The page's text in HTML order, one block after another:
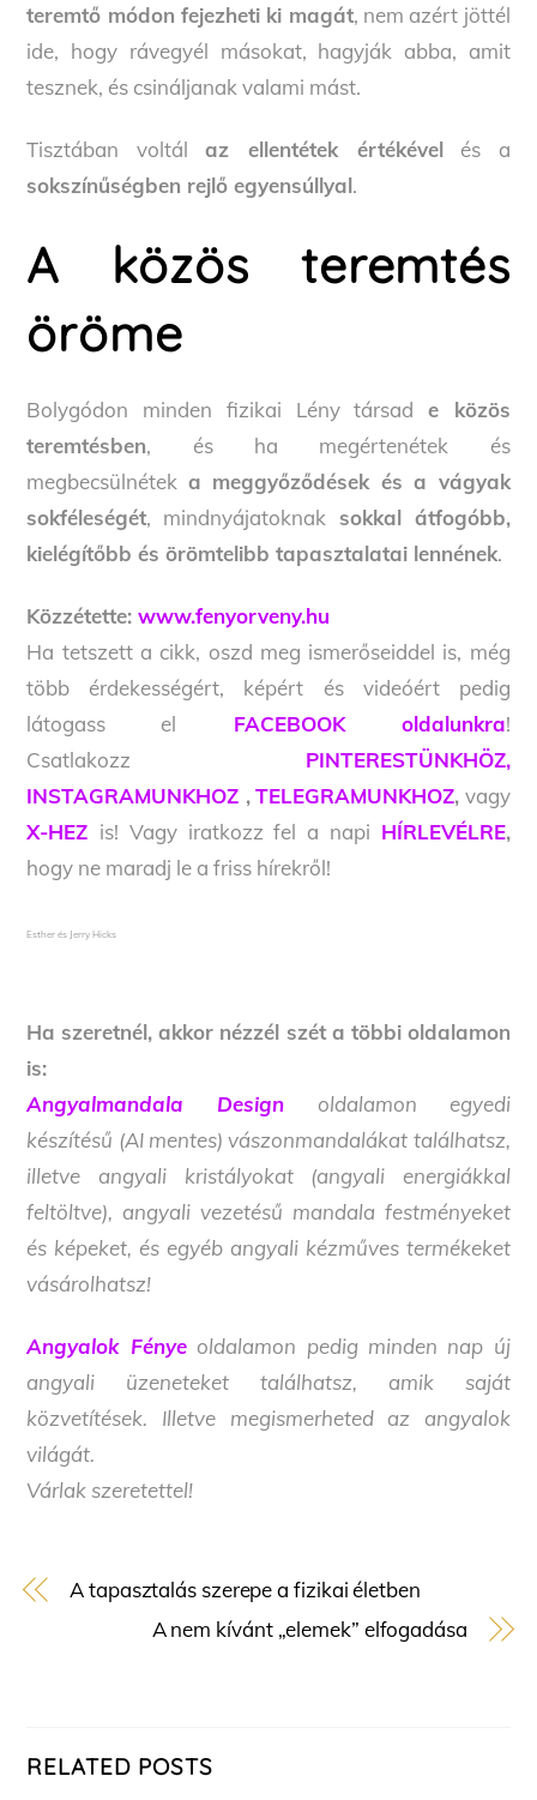
teremtő módon fejezheti ki magát, nem azért jöttél
ide, hogy rávegyél másokat, hagyják abba, amit
tesznek, és csináljanak valami mást.
Tisztában voltálaz ellentétek értékévelés a
sokszínűségben rejlő egyensúllyal.
A közös teremtés
öröme
Bolygódon minden fizikai Lény társad e közös
teremtésben, és ha megértenétek és
megbecsülnétek a meggyőződések és a vágyak
sokféleségét, mindnyájatoknak sokkal átfogóbb,
kielégítőbb és örömtelibb tapasztalatai lennének.
Közzétette:www.fenyorveny.hu
Ha tetszett a cikk, oszd meg ismerőseiddel is, még
több érdekességért, képért és videóért pedig
látogass el
FACEBOOK oldalunkra!
Csatlakozz PINTERESTÜNKHÖZ,
INSTAGRAMUNKHOZ , TELEGRAMUNKHOZ, vagy
X-HEZ is! Vagy iratkozz fel a napi HÍRLEVÉLRE,
hogy ne maradj le a friss hírekről!
Esther és Jerry Hicks
Ha szeretnél, akkor nézzél szét a többi oldalamon
is:
Angyalmandala Design oldalamon egyedi
készítésű (AI mentes) vászonmandalákat találhatsz,
illetve angyali kristályokat (angyali energiákkal
feltöltve), angyali vezetésű mandala festményeket
és képeket, és egyéb angyali kézműves termékeket
vásárolhatsz!
Angyalok Fényeoldalamon pedig minden nap új
angyali üzeneteket találhatsz, amik saját
közvetítések. Illetve megismerheted az angyalok
világát.
Várlak szeretettel!
A tapasztalás szerepe a fizikai életben
A nem kívánt „elemek” elfogadása
RELATED POSTS